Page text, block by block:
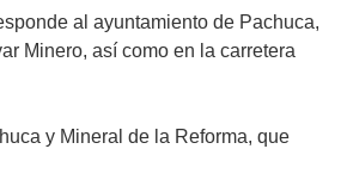
al ayuntamiento de Pachuca,
Minero, así como en la carretera
y Mineral de la Reforma, que